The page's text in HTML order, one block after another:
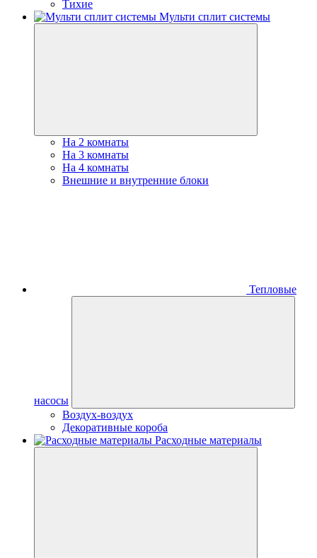
Тихие
Мульти сплит системы
На 2 комнаты
На 3 комнаты
На 4 комнаты
Внешние и внутренние блоки
Тепловые
насосы
Воздух-воздух
Декоративные короба
Расходные материалы